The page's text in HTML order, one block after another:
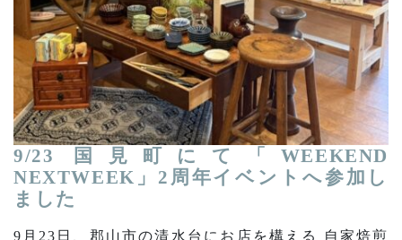
9/23 国見町にて「WEEKEND
NEXTWEEK」2周年イベントへ参加し
ました
9月23日、郡山市の清水台にお店を構える 自家焙煎